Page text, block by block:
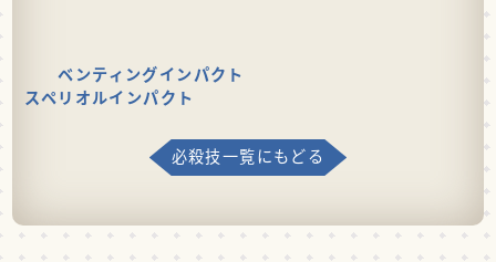
ベンティングインパクト
スペリオルインパクト
必殺技一覧にもどる